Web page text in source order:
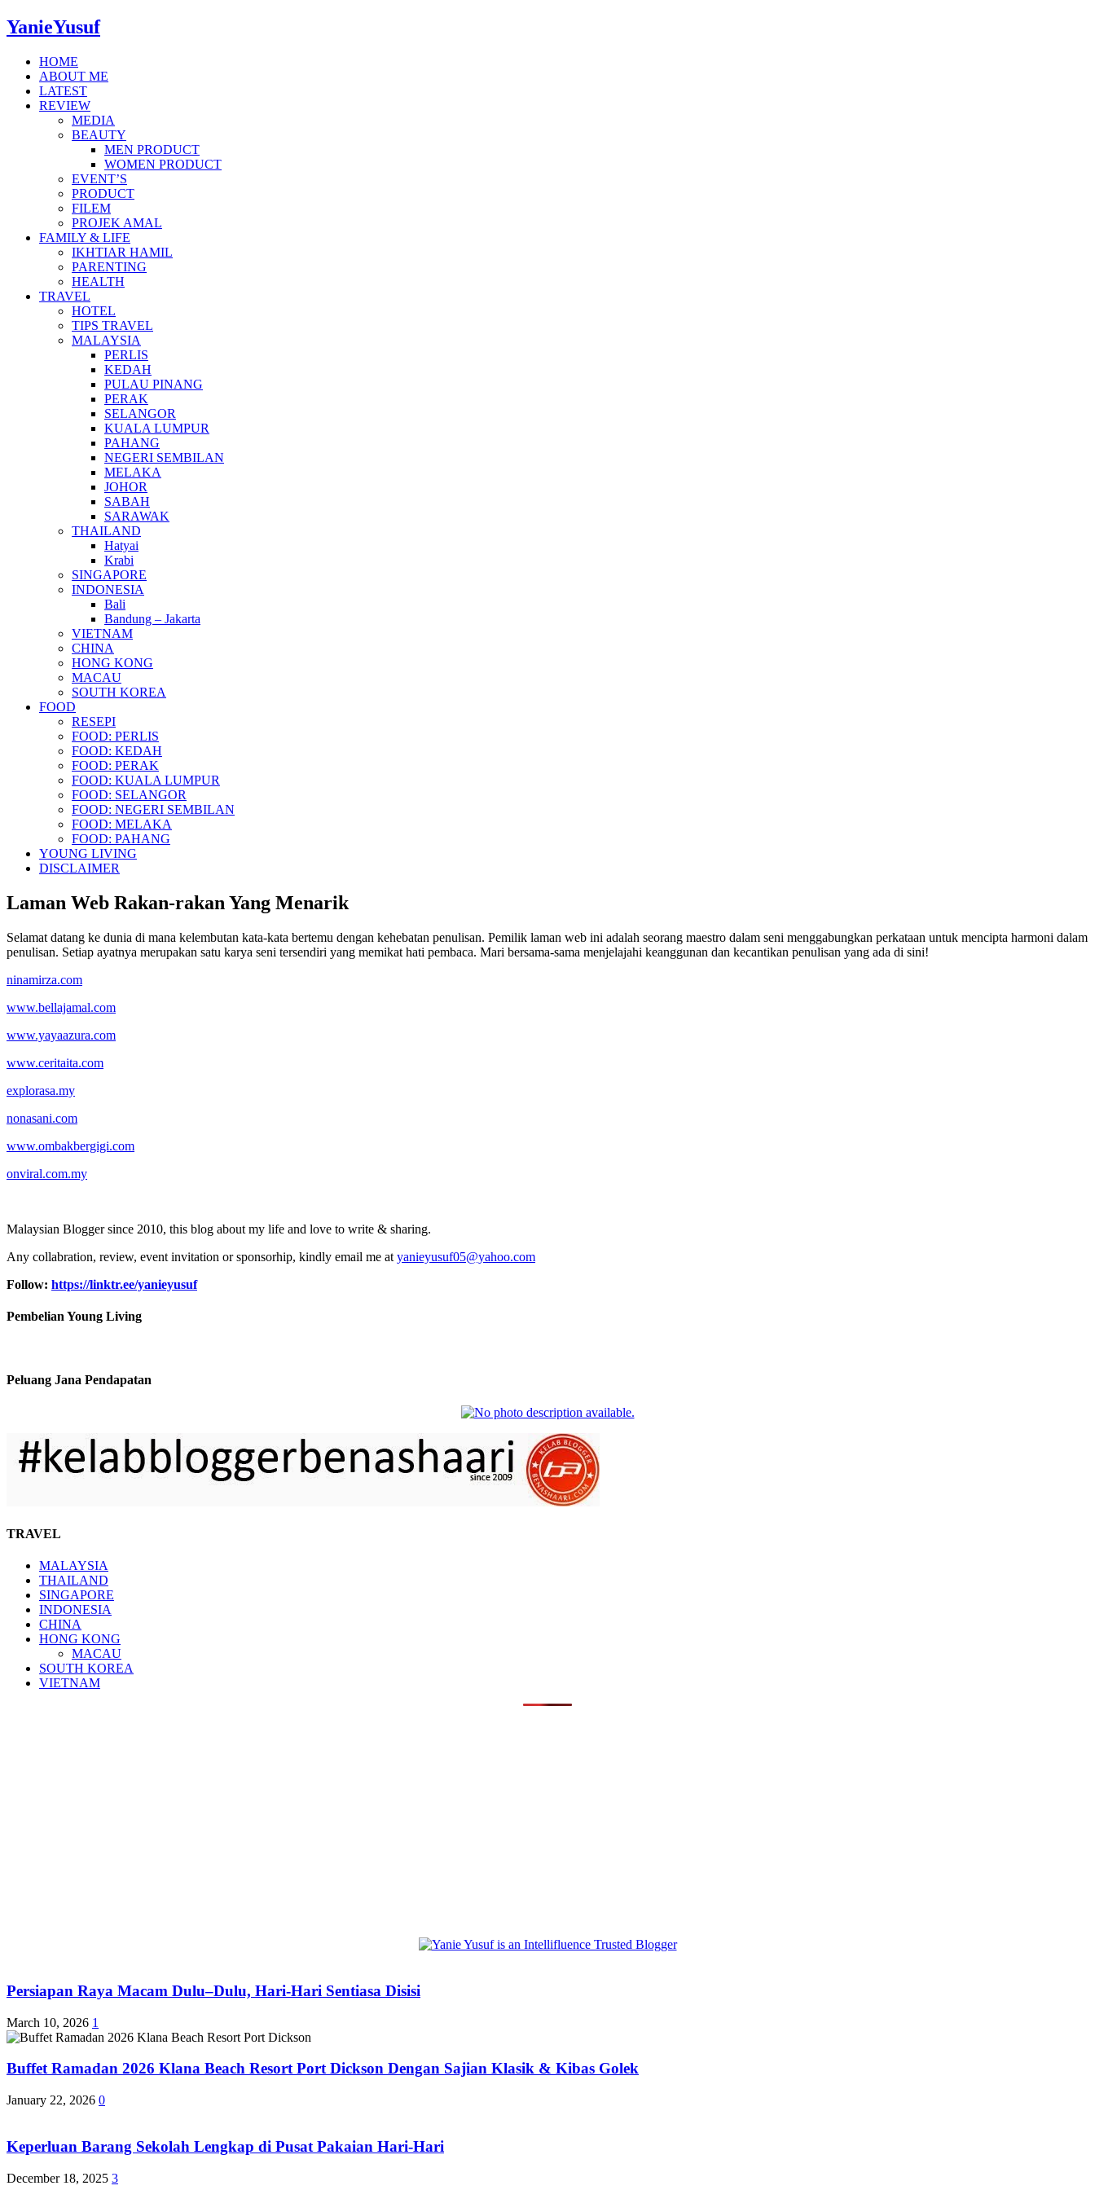
YanieYusuf
HOME
ABOUT ME
LATEST
REVIEW
MEDIA
BEAUTY
MEN PRODUCT
WOMEN PRODUCT
EVENT’S
PRODUCT
FILEM
PROJEK AMAL
FAMILY & LIFE
IKHTIAR HAMIL
PARENTING
HEALTH
TRAVEL
HOTEL
TIPS TRAVEL
MALAYSIA
PERLIS
KEDAH
PULAU PINANG
PERAK
SELANGOR
KUALA LUMPUR
PAHANG
NEGERI SEMBILAN
MELAKA
JOHOR
SABAH
SARAWAK
THAILAND
Hatyai
Krabi
SINGAPORE
INDONESIA
Bali
Bandung – Jakarta
VIETNAM
CHINA
HONG KONG
MACAU
SOUTH KOREA
FOOD
RESEPI
FOOD: PERLIS
FOOD: KEDAH
FOOD: PERAK
FOOD: KUALA LUMPUR
FOOD: SELANGOR
FOOD: NEGERI SEMBILAN
FOOD: MELAKA
FOOD: PAHANG
YOUNG LIVING
DISCLAIMER
Laman Web Rakan-rakan Yang Menarik
Selamat datang ke dunia di mana kelembutan kata-kata bertemu dengan kehebatan penulisan. Pemilik laman web ini adalah seorang maestro dalam seni menggabungkan perkataan untuk mencipta harmoni dalam
penulisan. Setiap ayatnya merupakan satu karya seni tersendiri yang memikat hati pembaca. Mari bersama-sama menjelajahi keanggunan dan kecantikan penulisan yang ada di sini!
ninamirza.com
www.bellajamal.com
www.yayaazura.com
www.ceritaita.com
explorasa.my
nonasani.com
www.ombakbergigi.com
onviral.com.my
Malaysian Blogger since 2010, this blog about my life and love to write & sharing.
Any collabration, review, event invitation or sponsorhip, kindly email me at yanieyusuf05@yahoo.com
Follow: https://linktr.ee/yanieyusuf
Pembelian Young Living
Peluang Jana Pendapatan
TRAVEL
MALAYSIA
THAILAND
SINGAPORE
INDONESIA
CHINA
HONG KONG
MACAU
SOUTH KOREA
VIETNAM
Persiapan Raya Macam Dulu–Dulu, Hari-Hari Sentiasa Disisi
March 10, 2026 1
Buffet Ramadan 2026 Klana Beach Resort Port Dickson Dengan Sajian Klasik & Kibas Golek
January 22, 2026 0
Keperluan Barang Sekolah Lengkap di Pusat Pakaian Hari-Hari
December 18, 2025 3